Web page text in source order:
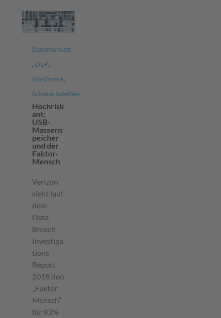
Datenschutz
DLP
Hardware,
Schwachstellen
Hochrisk
ant:
USB-
Massens
peicher
und der
Faktor-
Mensch
Verizon
sieht laut
dem
Data
Breach
Investiga
tions
Report
2018 den
„Faktor
Mensch“
für 93%